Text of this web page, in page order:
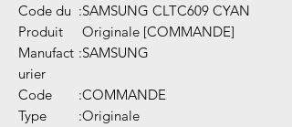
Code du
Produit
:SAMSUNG CLTC609 CYAN
Originale [COMMANDE]
Manufact
urier
:SAMSUNG
Code :COMMANDE
Type
:Originale